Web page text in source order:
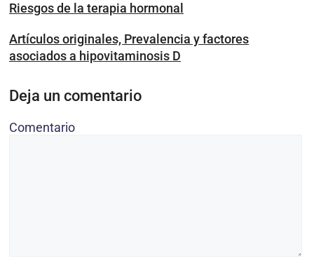
Riesgos de la terapia hormonal
Artículos originales, Prevalencia y factores
asociados a hipovitaminosis D
Deja un comentario
Comentario